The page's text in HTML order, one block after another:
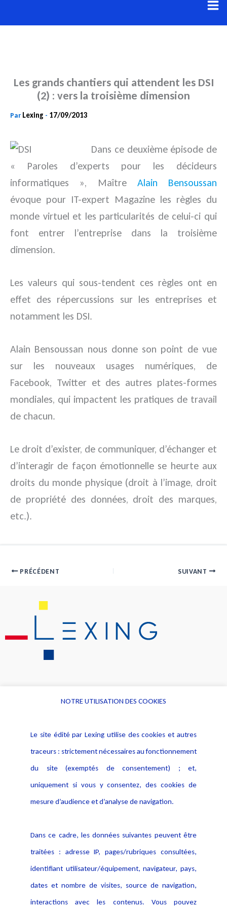
au
Les grands chantiers qui attendent les DSI
(2) : vers la troisième dimension
Par Lexing - 17/09/2013
Dans ce deuxième épisode de
« Paroles d’experts pour les décideurs
informatiques », Maître Alain Bensoussan
évoque pour IT-expert Magazine les règles du
monde virtuel et les particularités de celui-ci qui
font entrer l’entreprise dans la troisième
dimension.
Les valeurs qui sous-tendent ces règles ont en
effet des répercussions sur les entreprises et
notamment les DSI.
Alain Bensoussan nous donne son point de vue
sur les nouveaux usages numériques, de
Facebook, Twitter et des autres plates-formes
mondiales, qui impactent les pratiques de travail
de chacun.
Le droit d’exister, de communiquer, d’échanger et
d’interagir de façon émotionnelle se heurte aux
droits du monde physique (droit à l’image, droit
de propriété des données, droit des marques,
etc.).
PRÉCÉDENT SUIVANT
Alerte professionnelle
Déclaration d'accessibilité
Notice Légale
Politique de protection des
données
Publications
NOTRE UTILISATION DES COOKIES
Le site édité par Lexing utilise des cookies et autres
traceurs : strictement nécessaires au fonctionnement
du site (exemptés de consentement) ; et,
uniquement si vous y consentez, des cookies de
mesure d’audience et d’analyse de navigation.
Dans ce cadre, les données suivantes peuvent être
traitées : adresse IP, pages/rubriques consultées,
identifiant utilisateur/équipement, navigateur, pays,
dates et nombre de visites, source de navigation,
interactions avec les contenus. Vous pouvez